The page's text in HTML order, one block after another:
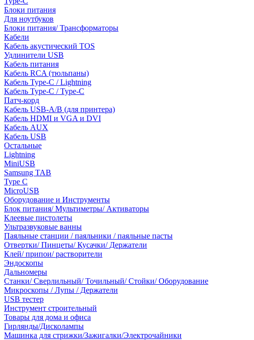
Блоки питания
Для ноутбуков
Блоки питания/ Трансформаторы
Кабели
Кабель акустический TOS
Удлинители USB
Кабель питания
Кабель RCA (тюльпаны)
Кабель Type-C / Lightning
Кабель Type-C / Type-C
Патч-корд
Кабель USB-A/B (для принтера)
Кабель HDMI и VGA и DVI
Кабель AUX
Кабель USB
Остальные
Lightning
MiniUSB
Samsung TAB
Type C
MicroUSB
Оборудование и Инструменты
Блок питания/ Мультиметры/ Активаторы
Клеевые пистолеты
Ультразвуковые ванны
Паяльные станции / паяльники / паяльные пасты
Отвертки/ Пинцеты/ Кусачки/ Держатели
Клей/ припои/ растворители
Эндоскопы
Дальномеры
Станки/ Сверлильный/ Точильный/ Стойки/ Оборудование
Микроскопы / Лупы / Держатели
USB тестер
Инструмент строительный
Товары для дома и офиса
Гирлянды/Дисколампы
Машинка для стрижки/Зажигалки/Электрочайники